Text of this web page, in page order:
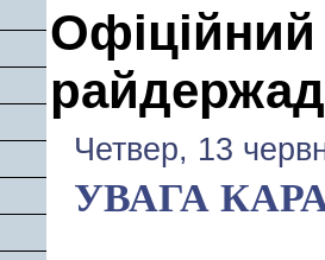
Четвер, 13
УВАГА